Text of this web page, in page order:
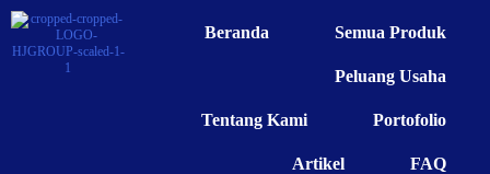
Beranda Semua Produk
Peluang Usaha
Tentang Kami Portofolio
Artikel FAQ